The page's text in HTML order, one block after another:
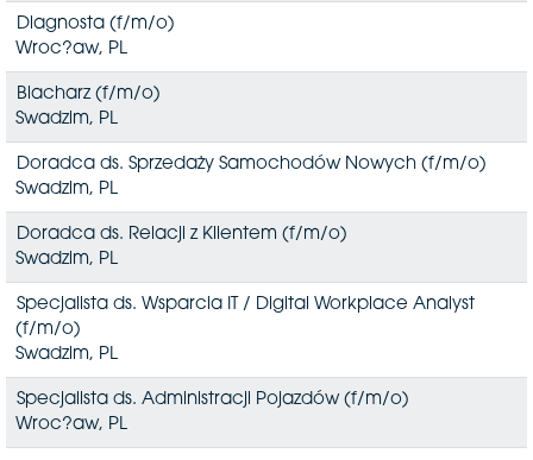
Diagnosta (f/m/o)
Wroc?aw, PL
Blacharz (f/m/o)
Swadzim, PL
Doradca ds. Sprzedaży Samochodów Nowych (f/m/o)
Swadzim, PL
Doradca ds. Relacji z Klientem (f/m/o)
Swadzim, PL
Specjalista ds. Wsparcia IT / Digital Workplace Analyst
(f/m/o)
Swadzim, PL
Specjalista ds. Administracji Pojazdów (f/m/o)
Wroc?aw, PL